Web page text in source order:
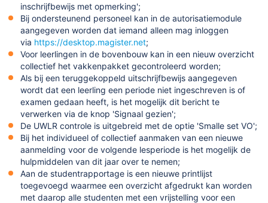
inschrijfbewijs met opmerking';
Bij ondersteunend personeel kan in de autorisatiemodule
aangegeven worden dat iemand alleen mag inloggen
via https://desktop.magister.net;
Voor leerlingen in de bovenbouw kan in een nieuw overzicht
collectief het vakkenpakket gecontroleerd worden;
Als bij een teruggekoppeld uitschrijfbewijs aangegeven
wordt dat een leerling een periode niet ingeschreven is of
examen gedaan heeft, is het mogelijk dit bericht te
verwerken via de knop 'Signaal gezien';
De UWLR controle is uitgebreid met de optie 'Smalle set VO';
Bij het individueel of collectief aanmaken van een nieuwe
aanmelding voor de volgende lesperiode is het mogelijk de
hulpmiddelen van dit jaar over te nemen;
Aan de studentrapportage is een nieuwe printlijst
toegevoegd waarmee een overzicht afgedrukt kan worden
met daarop alle studenten met een vrijstelling voor een